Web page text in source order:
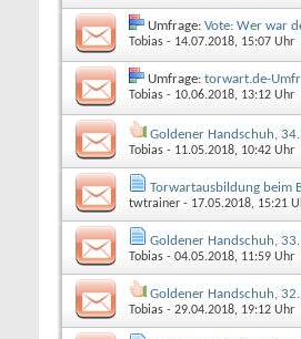
Umfrage: Vote: Wer war
Tobias - 14.07.2018, 15:07 Uhr
Umfrage: torwart.de-
Tobias - 10.06.2018, 13:12 Uhr
Goldener Handschuh,
Tobias - 11.05.2018, 10:42 Uhr
Torwartausbildung beim
twtrainer - 17.05.2018, 15:21
Goldener Handschuh,
Tobias - 04.05.2018, 11:59 Uhr
Goldener Handschuh,
Tobias - 29.04.2018, 19:12 Uhr